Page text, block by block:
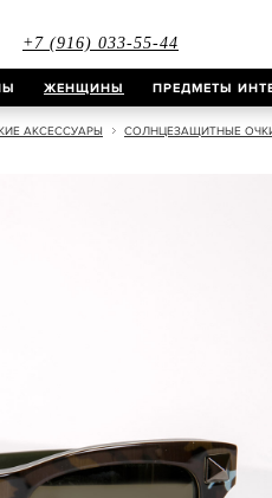
+7 (916) 033-55-44
ЖЕНЩИНЫ ПРЕДМЕТЫ
АКСЕССУАРЫ СОЛНЦЕЗАЩИТНЫЕ